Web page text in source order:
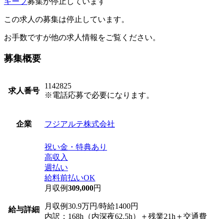
この求人の募集は停止しています。
お手数ですが他の求人情報をご覧ください。
募集概要
求人番号
1142825
※電話応募で必要になります。
企業 フジアルテ株式会社
給与詳細
祝い金・特典あり
高収入
週払い
給料前払いOK
月収例309,000円
月収例30.9万円/時給1400円
内訳：168h（内深夜62.5h）＋残業21h＋交通費